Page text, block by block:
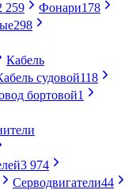
259 Фонари178
298
Кабель
судовой118
бортовой1
3 974
Серводвигатели44